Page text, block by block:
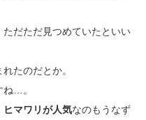
だただ見つめていたといい
たのだとか。
ね…。
ヒマワリが人気なのもうなず